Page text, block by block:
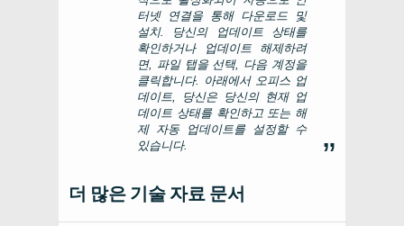
터넷 연결을 통해 다운로드 및
설치. 당신의 업데이트 상태를
확인하거나 업데이트 해제하려
면, 파일 탭을 선택, 다음 계정을
클릭합니다. 아래에서 오피스 업
데이트, 당신은 당신의 현재 업
데이트 상태를 확인하고 또는 해
제 자동 업데이트를 설정할 수
있습니다.
더 많은 기술 자료 문서